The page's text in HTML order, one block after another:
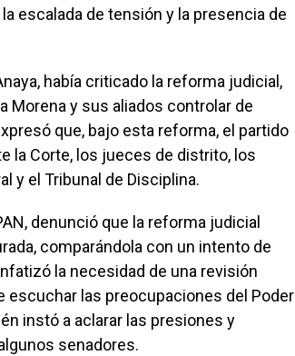
escalada de tensión y la presencia de
había criticado la reforma judicial,
Morena y sus aliados controlar de
que, bajo esta reforma, el partido
la Corte, los jueces de distrito, los
y el Tribunal de Disciplina.
denunció que la reforma judicial
comparándola con un intento de
la necesidad de una revisión
escuchar las preocupaciones del Poder
instó a aclarar las presiones y
senadores.